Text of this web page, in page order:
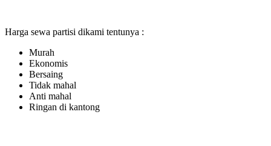
Harga sewa partisi dikami tentunya :
Murah
Ekonomis
Bersaing
Tidak mahal
Anti mahal
Ringan di kantong